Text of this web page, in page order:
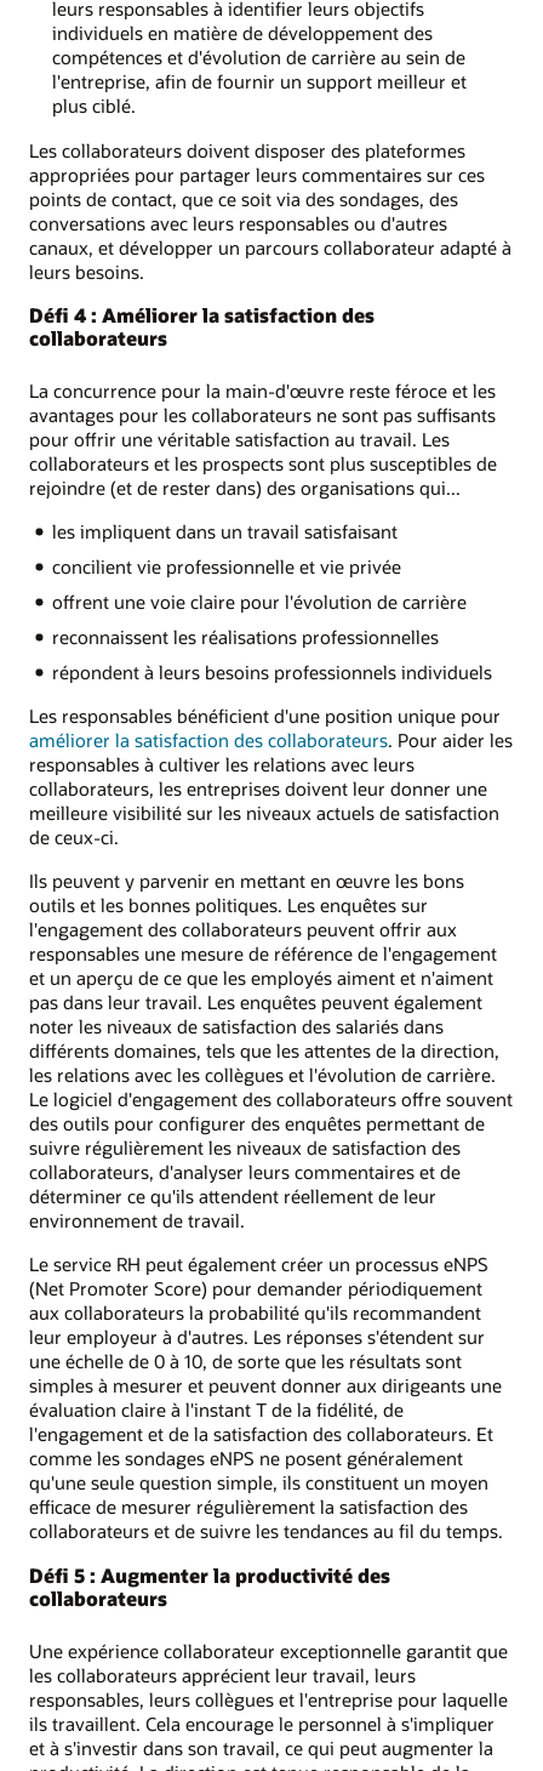
leurs responsables à identifier leurs objectifs
individuels en matière de développement des
compétences et d'évolution de carrière au sein de
l'entreprise, afin de fournir un support meilleur et
plus ciblé.
Les collaborateurs doivent disposer des plateformes
appropriées pour partager leurs commentaires sur ces
points de contact, que ce soit via des sondages, des
conversations avec leurs responsables ou d'autres
canaux, et développer un parcours collaborateur adapté à
leurs besoins.
Défi 4 : Améliorer la satisfaction des
collaborateurs
La concurrence pour la main-d'œuvre reste féroce et les
avantages pour les collaborateurs ne sont pas suffisants
pour offrir une véritable satisfaction au travail. Les
collaborateurs et les prospects sont plus susceptibles de
rejoindre (et de rester dans) des organisations qui...
les impliquent dans un travail satisfaisant
concilient vie professionnelle et vie privée
offrent une voie claire pour l'évolution de carrière
reconnaissent les réalisations professionnelles
répondent à leurs besoins professionnels individuels
Les responsables bénéficient d'une position unique pour
améliorer la satisfaction des collaborateurs. Pour aider les
responsables à cultiver les relations avec leurs
collaborateurs, les entreprises doivent leur donner une
meilleure visibilité sur les niveaux actuels de satisfaction
de ceux-ci.
Ils peuvent y parvenir en mettant en œuvre les bons
outils et les bonnes politiques. Les enquêtes sur
l'engagement des collaborateurs peuvent offrir aux
responsables une mesure de référence de l'engagement
et un aperçu de ce que les employés aiment et n'aiment
pas dans leur travail. Les enquêtes peuvent également
noter les niveaux de satisfaction des salariés dans
différents domaines, tels que les attentes de la direction,
les relations avec les collègues et l'évolution de carrière.
Le logiciel d'engagement des collaborateurs offre souvent
des outils pour configurer des enquêtes permettant de
suivre régulièrement les niveaux de satisfaction des
collaborateurs, d'analyser leurs commentaires et de
déterminer ce qu'ils attendent réellement de leur
environnement de travail.
Le service RH peut également créer un processus eNPS
(Net Promoter Score) pour demander périodiquement
aux collaborateurs la probabilité qu'ils recommandent
leur employeur à d'autres. Les réponses s'étendent sur
une échelle de 0 à 10, de sorte que les résultats sont
simples à mesurer et peuvent donner aux dirigeants une
évaluation claire à l'instant T de la fidélité, de
l'engagement et de la satisfaction des collaborateurs. Et
comme les sondages eNPS ne posent généralement
qu'une seule question simple, ils constituent un moyen
efficace de mesurer régulièrement la satisfaction des
collaborateurs et de suivre les tendances au fil du temps.
Défi 5 : Augmenter la productivité des
collaborateurs
Une expérience collaborateur exceptionnelle garantit que
les collaborateurs apprécient leur travail, leurs
responsables, leurs collègues et l'entreprise pour laquelle
ils travaillent. Cela encourage le personnel à s'impliquer
et à s'investir dans son travail, ce qui peut augmenter la